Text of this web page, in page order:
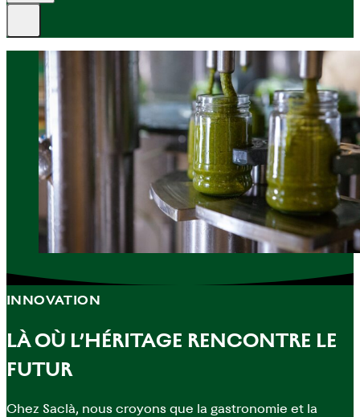
INNOVATION
LÀ OÙ L’HÉRITAGE RENCONTRE LE
FUTUR
Chez Saclà, nous croyons que la gastronomie et la